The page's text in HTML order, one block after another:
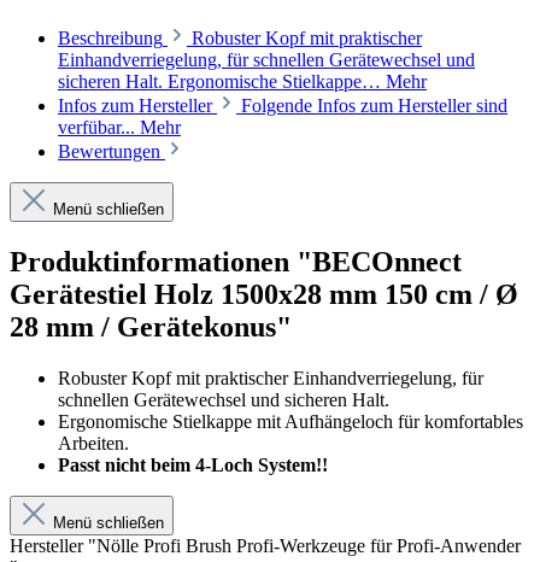
Beschreibung
Robuster Kopf mit praktischer
Einhandverriegelung, für schnellen Gerätewechsel und
sicheren Halt. Ergonomische Stielkappe… Mehr
Infos zum Hersteller
Folgende Infos zum Hersteller sind
verfübar... Mehr
Bewertungen
Menü schließen
Produktinformationen "BECOnnect
Gerätestiel Holz 1500x28 mm 150 cm / Ø
28 mm / Gerätekonus"
Robuster Kopf mit praktischer Einhandverriegelung, für
schnellen Gerätewechsel und sicheren Halt.
Ergonomische Stielkappe mit Aufhängeloch für komfortables
Arbeiten.
Passt nicht beim 4-Loch System!!
Menü schließen
Hersteller "Nölle Profi Brush Profi-Werkzeuge für Profi-Anwender